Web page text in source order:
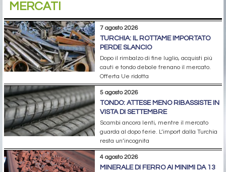
MERCATI
7 agosto 2026
TURCHIA: IL ROTTAME IMPORTATO
PERDE SLANCIO
Dopo il rimbalzo di fine luglio, acquisti più
cauti e tondo debole frenano il mercato.
Offerta Ue ridotta
5 agosto 2026
TONDO: ATTESE MENO RIBASSISTE IN
VISTA DI SETTEMBRE
Scambi ancora lenti, mentre il mercato
guarda al dopo ferie. L’import dalla Turchia
resta un’incognita
4 agosto 2026
MINERALE DI FERRO AI MINIMI DA 13